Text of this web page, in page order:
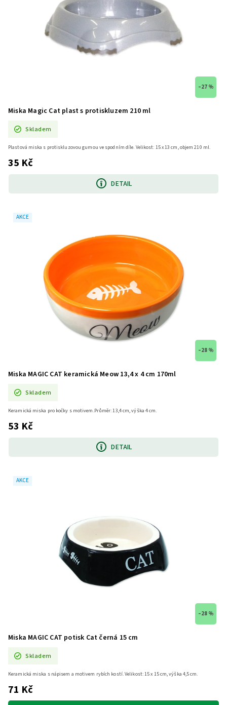
–27 %
Miska Magic Cat plast s protiskluzem 210 ml
Skladem
35 Kč
DETAIL
Plastová miska s protiskluzovou gumou ve spodním díle. Velikost: 15 x 13 cm, objem 210 ml.
AKCE
–28 %
Miska MAGIC CAT keramická Meow 13,4 x 4 cm 170ml
Skladem
53 Kč
DETAIL
Keramická miska pro kočky s motivem.Průměr: 13,4 cm, výška 4 cm.
AKCE
–28 %
Miska MAGIC CAT potisk Cat černá 15 cm
Skladem
71 Kč
Keramická miska s nápisem a motivem rybích kostí. Velikost: 15 x 15 cm, výška 4,5 cm.